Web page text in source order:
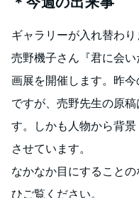
ギャラリーが入れ替わ
売野機子さん『君に会
画展を開催します。昨
ですが、売野先生の原
す。しかも人物から背
させています。
なかなか目にすること
ひご覧ください。